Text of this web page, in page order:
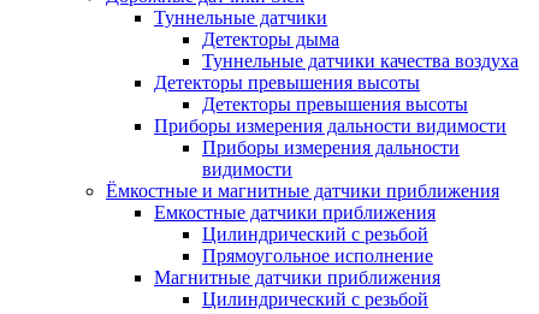
Туннельные датчики
Детекторы дыма
Туннельные датчики качества воздуха
Детекторы превышения высоты
Детекторы превышения высоты
Приборы измерения дальности видимости
Приборы измерения дальности
видимости
Ёмкостные и магнитные датчики приближения
Емкостные датчики приближения
Цилиндрический с резьбой
Прямоугольное исполнение
Магнитные датчики приближения
Цилиндрический с резьбой